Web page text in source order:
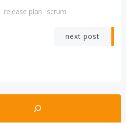
release plan scrum
next post